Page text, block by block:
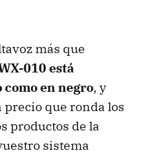
más que
010 está
en negro, y
que ronda los
productos de la
sistema